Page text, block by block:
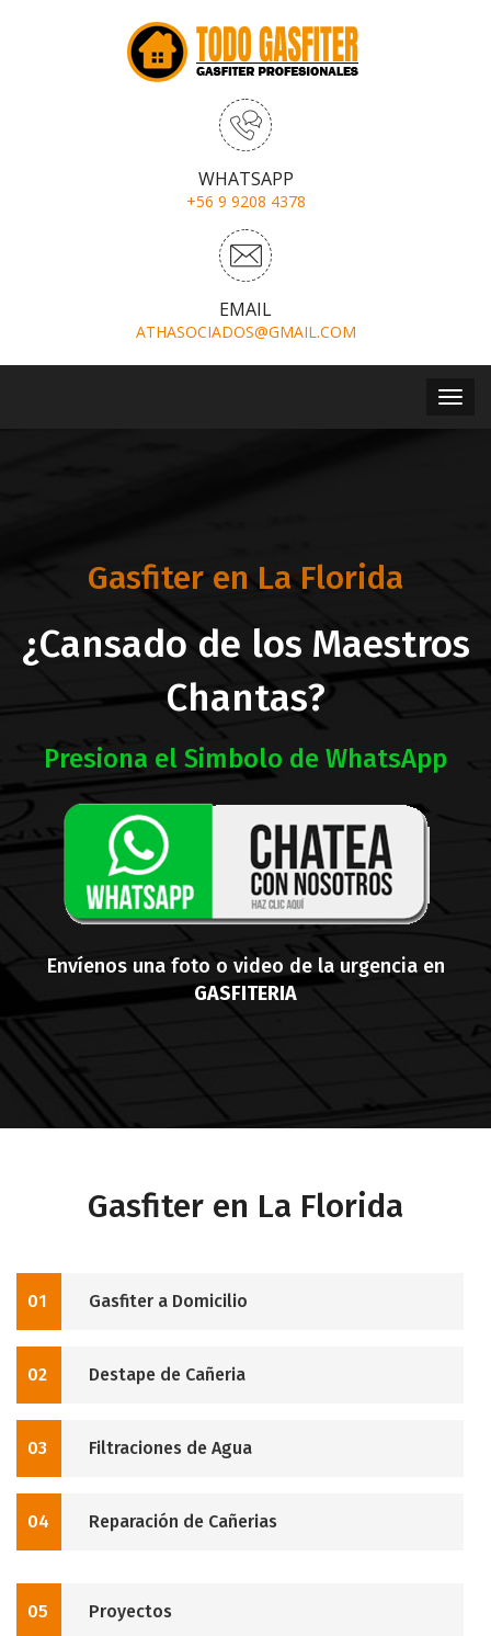
WHATSAPP
+56 9 9208 4378
EMAIL
ATHASOCIADOS@GMAIL.COM
Gasfiter en La Florida
¿Cansado de los Maestros
Chantas?
Presiona el Simbolo de WhatsApp
Envíenos una foto o video de la urgencia en
GASFITERIA
Gasfiter en La Florida
01 Gasfiter a Domicilio
02 Destape de Cañeria
03 Filtraciones de Agua
04 Reparación de Cañerias
05 Proyectos